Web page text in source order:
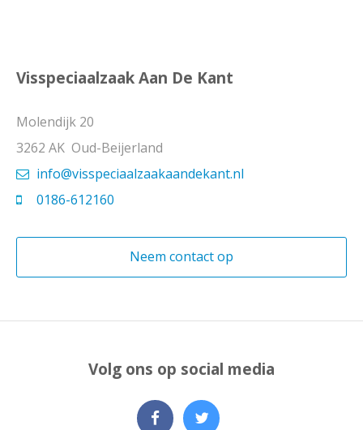
Visspeciaalzaak Aan De Kant
Molendijk 20
3262 AK Oud-Beijerland
info@visspeciaalzaakaandekant.nl
0186-612160
Neem contact op
Volg ons op social media